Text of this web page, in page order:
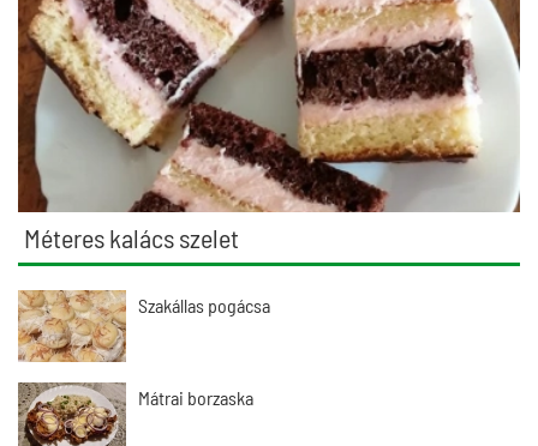
Méteres kalács szelet
Szakállas pogácsa
Mátrai borzaska